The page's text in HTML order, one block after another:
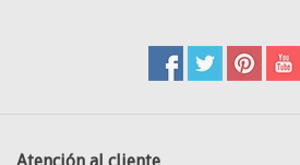
Atención al cliente